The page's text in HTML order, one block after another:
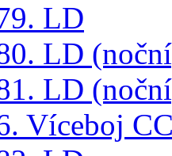
LD
LD
LD
Víceboj